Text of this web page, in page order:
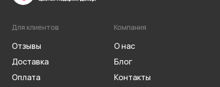
Для клиентов
Отзывы
Доставка
Оплата
Компания
О нас
Блог
Контакты